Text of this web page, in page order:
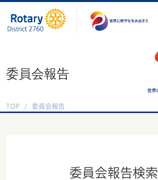
委員会報告
TOP 委員会報告
委員会報告検索